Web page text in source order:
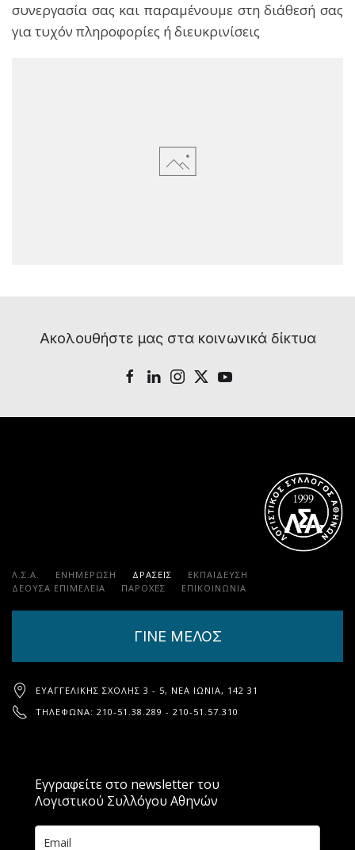
συνεργασία σας και παραμένουμε στη διάθεσή σας
για τυχόν πληροφορίες ή διευκρινίσεις
Ακολουθήστε μας στα κοινωνικά δίκτυα
Λ.Σ.Α. ΕΝΗΜΕΡΩΣΗ ΔΡΑΣΕΙΣ
ΕΚΠΑΊΔΕΥΣΗ
ΔΕΟΥΣΑ ΕΠΙΜΕΛΕΙΑ
ΠΑΡΟΧΈΣ ΕΠΙΚΟΙΝΩΝΊΑ
ΓΙΝΕ ΜΕΛΟΣ
ΕΥΑΓΓΕΛΙΚΉΣ ΣΧΟΛΉΣ 3 - 5, ΝΈΑ ΙΩΝΊΑ, 142 31
ΤΗΛΈΦΩΝΑ: 210-51.38.289 - 210-51.57.310
Εγγραφείτε στο newsletter του
Λογιστικού Συλλόγου Αθηνών